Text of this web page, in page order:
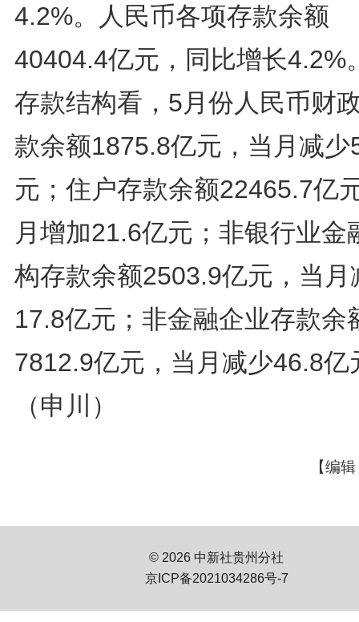
4.2%。人民币各项存款余额
40404.4亿元，同比增长4.2%
存款结构看，5月份人民币财
款余额1875.8亿元，当月减少
元；住户存款余额22465.7亿
月增加21.6亿元；非银行业金
构存款余额2503.9亿元，当月
17.8亿元；非金融企业存款余
7812.9亿元，当月减少46.8亿
（申川）
【编
© 2026 中新社贵州分社
京ICP备2021034286号-7